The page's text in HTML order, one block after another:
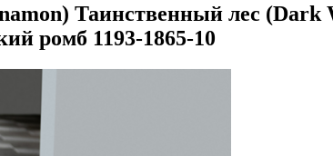
Таинственный лес (Dark
ромб 1193-1865-10